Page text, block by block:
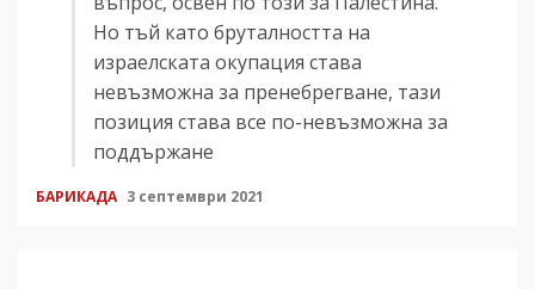
Но тъй като бруталността на
израелската окупация става
невъзможна за пренебрегване, тази
позиция става все по-невъзможна за
поддържане
БАРИКАДА 3 септември 2021